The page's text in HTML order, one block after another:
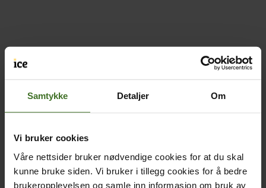
Samtykke Detaljer Om
Vi bruker cookies
Våre nettsider bruker nødvendige cookies for at du skal
kunne bruke siden. Vi bruker i tillegg cookies for å bedre
brukeropplevelsen og samle inn informasjon om bruk av